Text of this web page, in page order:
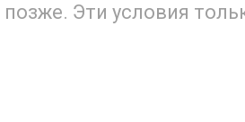
Эти условия